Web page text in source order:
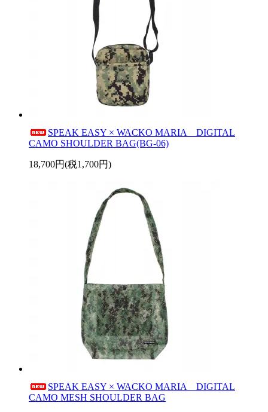
SPEAK EASY × WACKO MARIA DIGITAL
CAMO SHOULDER BAG(BG-06)
18,700円(税1,700円)
SPEAK EASY × WACKO MARIA DIGITAL
CAMO MESH SHOULDER BAG